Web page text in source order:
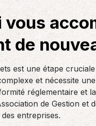
de
est une étape
et nécessite
réglementaire et
de Gestion
entreprises.